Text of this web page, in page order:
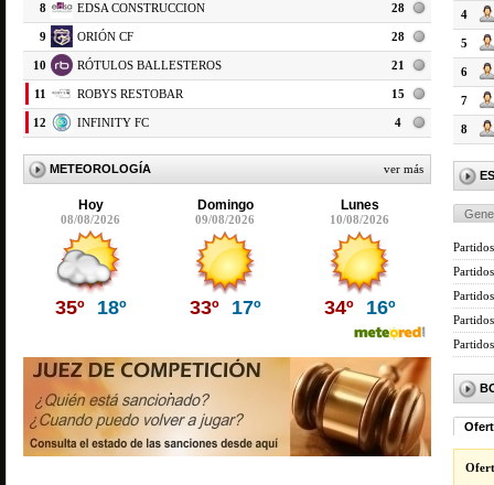
8 EDSA CONSTRUCCION 28
9 ORIÓN CF 28
10 RÓTULOS BALLESTEROS 21
11 ROBYS RESTOBAR 15
12 INFINITY FC 4
METEOROLOGÍA ver más
Hoy
08/08/2026
35º 18º
Domingo
09/08/2026
33º 17º
Lunes
10/08/2026
34º 16º
4
5
6
7
8
Partidos